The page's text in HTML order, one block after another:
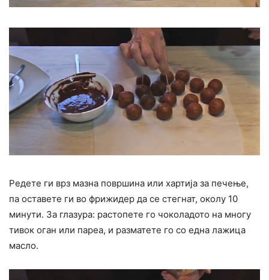
Редете ги врз мазна површина или хартија за печење,
па оставете ги во фрижидер да се стегнат, околу 10
минути. За глазура: растопете го чоколадото на многу
тивок оган или пареа, и разматете го со една лажица
масло.